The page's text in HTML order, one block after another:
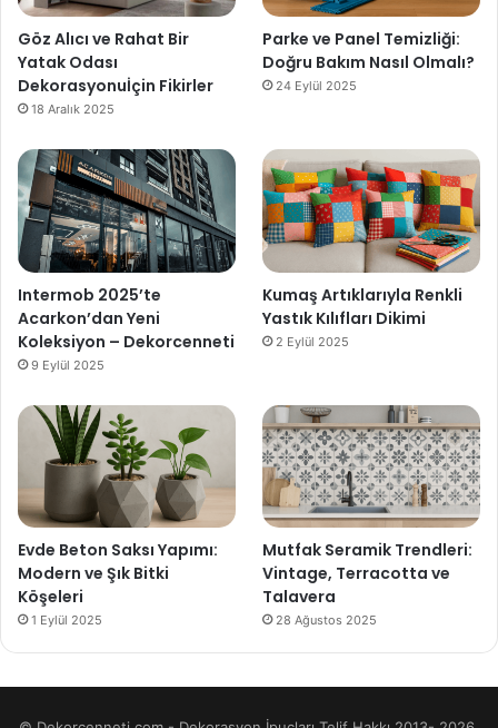
Göz Alıcı ve Rahat Bir
Yatak Odası
Dekorasyonuİçin Fikirler
18 Aralık 2025
Parke ve Panel Temizliği:
Doğru Bakım Nasıl Olmalı?
24 Eylül 2025
Intermob 2025’te
Acarkon’dan Yeni
Koleksiyon – Dekorcenneti
9 Eylül 2025
Kumaş Artıklarıyla Renkli
Yastık Kılıfları Dikimi
2 Eylül 2025
Evde Beton Saksı Yapımı:
Modern ve Şık Bitki
Köşeleri
1 Eylül 2025
Mutfak Seramik Trendleri:
Vintage, Terracotta ve
Talavera
28 Ağustos 2025